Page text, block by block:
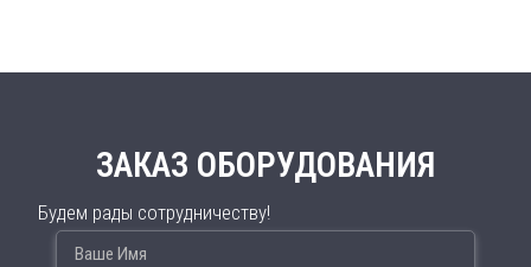
ЗАКАЗ ОБОРУДОВАНИЯ
Будем рады сотрудничеству!